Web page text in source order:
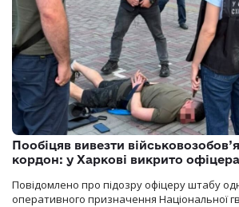
Пообіцяв вивезти
кордон: у Харкові викрито офіцера
Повідомлено про підозру офіцеру штабу
оперативного призначення Національної